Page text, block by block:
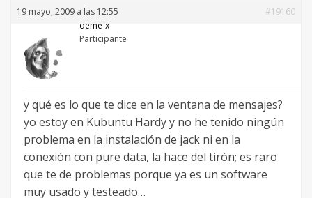
19 mayo, 2009 a las 12:55
#19160
deme-x
Participante
y qué es lo que te dice en la ventana de mensajes?
yo estoy en Kubuntu Hardy y no he tenido ningún
problema en la instalación de jack ni en la
conexión con pure data, la hace del tirón; es raro
que te de problemas porque ya es un software
muy usado y testeado…